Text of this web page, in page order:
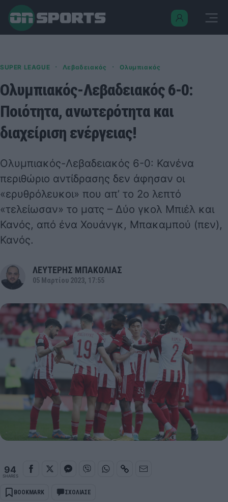
SUPER LEAGUE · Λεβαδειακός · Ολυμπιακός
Ολυμπιακός-Λεβαδειακός 6-0:
Ποιότητα, ανωτερότητα και
διαχείριση ενέργειας!
Ολυμπιακός-Λεβαδειακός 6-0: Κανένα
περιθώριο αντίδρασης δεν άφησαν οι
«ερυθρόλευκοι» που απ’ το 2ο λεπτό
«τελείωσαν» το ματς – Δύο γκολ Μπιέλ και
Κανός, από ένα Χουάνγκ, Μπακαμπού (πεν),
Κανός.
ΛΕΥΤΕΡΗΣ ΜΠΑΚΟΛΙΑΣ
05 Μαρτίου 2023, 17:55
94
SHARES
BOOKMARK ΣΧΟΛΙΑΣΕ